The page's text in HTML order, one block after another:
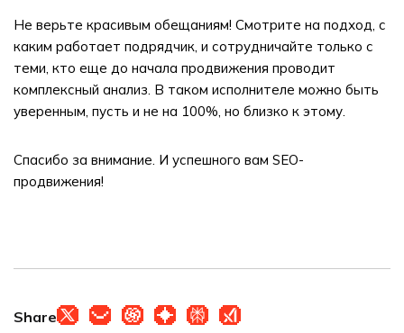
Не верьте красивым обещаниям! Смотрите на подход, с
каким работает подрядчик, и сотрудничайте только с
теми, кто еще до начала продвижения проводит
комплексный анализ. В таком исполнителе можно быть
уверенным, пусть и не на 100%, но близко к этому.
Спасибо за внимание. И успешного вам SEO-
продвижения!
Share